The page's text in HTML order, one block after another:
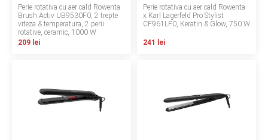
ANPC SAL
SOL
Copyright 2026 BabyMatters
Perie rotativa cu aer cald Rowenta
Brush Activ UB9530F0, 2 trepte
viteza & temperatura, 2 perii
rotative, ceramic, 1000 W
209 lei
Perie rotativa cu aer cald Rowenta
x Karl Lagerfeld Pro Stylist
CF961LF0, Keratin & Glow, 750 W
241 lei